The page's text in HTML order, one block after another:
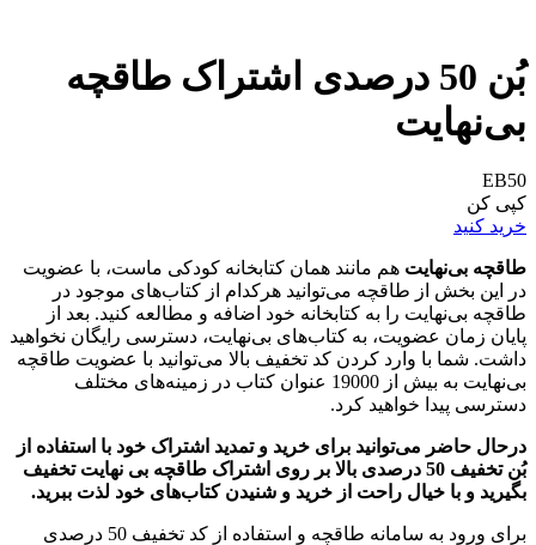
بُن 50 درصدی اشتراک طاقچه
بی‌نهایت
EB50
کپی کن
خرید کنید
طاقچه بی‌نهایت هم مانند همان کتابخانه کودکی ماست، با عضویت
در این بخش از طاقچه می‌توانید هرکدام از کتاب‌های موجود در
طاقچه بی‌نهایت را به کتابخانه خود اضافه و مطالعه کنید. بعد از
پایان زمان عضویت، به کتاب‌های بی‌نهایت، دسترسی رایگان نخواهید
داشت. شما با وارد کردن کد تخفیف بالا می‌توانید با عضویت طاقچه
بی‌نهایت به بیش از 19000 عنوان کتاب در زمینه‌های مختلف
دسترسی پیدا خواهید کرد.
درحال حاضر می‌توانید برای خرید و تمدید اشتراک خود با استفاده از
بُن تخفیف 50 درصدی بالا بر روی اشتراک‌ طاقچه بی نهایت تخفیف
بگیرید و با خیال راحت از خرید و شنیدن کتاب‌های خود لذت ببرید.
برای ورود به سامانه طاقچه و استفاده از کد تخفیف 50 درصدی